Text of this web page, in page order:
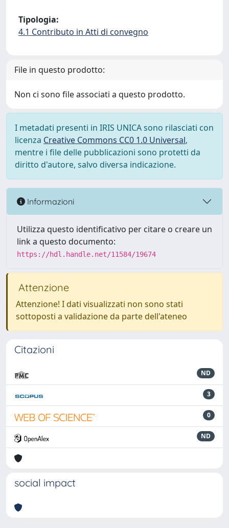
Tipologia:
4.1 Contributo in Atti di convegno
File in questo prodotto:
Non ci sono file associati a questo prodotto.
I metadati presenti in IRIS UNICA sono rilasciati con
licenza Creative Commons CC0 1.0 Universal,
mentre i file delle pubblicazioni sono protetti da
diritto d'autore, salvo diversa indicazione.
Informazioni
Utilizza questo identificativo per citare o creare un
link a questo documento:
https://hdl.handle.net/11584/19674
Attenzione
Attenzione! I dati visualizzati non sono stati
sottoposti a validazione da parte dell'ateneo
Citazioni
ND
3
0
ND
social impact